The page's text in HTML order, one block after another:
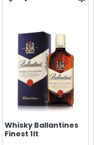
Whisky Ballantines
Finest 1lt